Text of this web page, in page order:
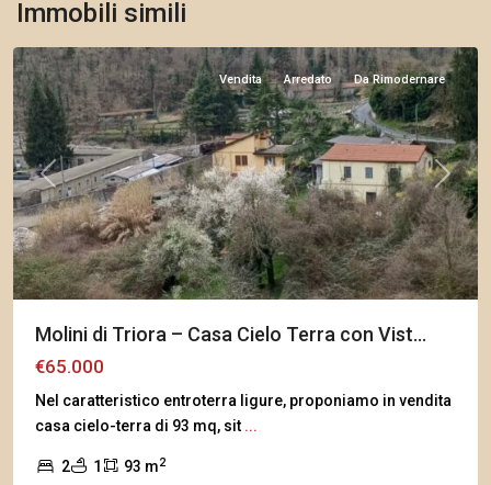
Immobili simili
Triora
Previous Next
Vendita Arredato Da Rimodernare
Molini di Triora – Casa Cielo Terra con Vist...
€65.000
Nel caratteristico entroterra ligure, proponiamo in vendita
casa cielo-terra di 93 mq, sit ...
2 1 93 m2